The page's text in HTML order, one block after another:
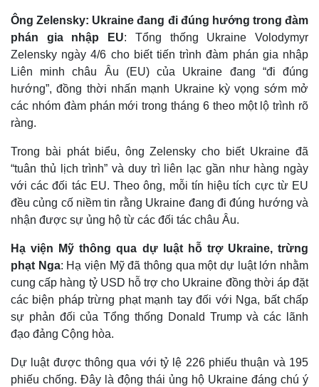
Pháp luật
Vụ án
Tin nóng
Tư vấn luật
Quân sự - Quốc phòng
Vũ khí
Việt Nam
Phân tích
Ông Zelensky: Ukraine đang đi đúng hướng trong đàm
phán gia nhập EU: Tổng thống Ukraine Volodymyr
Zelensky ngày 4/6 cho biết tiến trình đàm phán gia nhập
Liên minh châu Âu (EU) của Ukraine đang “đi đúng
hướng”, đồng thời nhấn mạnh Ukraine kỳ vọng sớm mở
các nhóm đàm phán mới trong tháng 6 theo một lộ trình rõ
ràng.
Trong bài phát biểu, ông Zelensky cho biết Ukraine đã
“tuân thủ lịch trình” và duy trì liên lạc gần như hàng ngày
với các đối tác EU. Theo ông, mỗi tín hiệu tích cực từ EU
đều củng cố niềm tin rằng Ukraine đang đi đúng hướng và
nhận được sự ủng hộ từ các đối tác châu Âu.
Hạ viện Mỹ thông qua dự luật hỗ trợ Ukraine, trừng
phạt Nga: Hạ viện Mỹ đã thông qua một dự luật lớn nhằm
cung cấp hàng tỷ USD hỗ trợ cho Ukraine đồng thời áp đặt
các biện pháp trừng phạt mạnh tay đối với Nga, bất chấp
sự phản đối của Tổng thống Donald Trump và các lãnh
đạo đảng Cộng hòa.
Dự luật được thông qua với tỷ lệ 226 phiếu thuận và 195
phiếu chống. Đây là động thái ủng hộ Ukraine đáng chú ý